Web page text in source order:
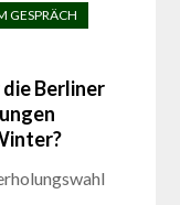
Berliner